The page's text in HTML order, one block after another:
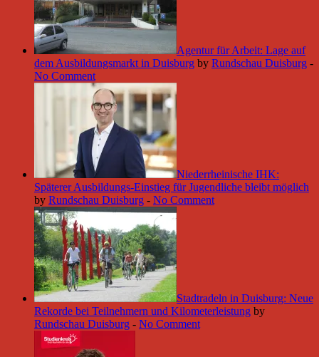
Agentur für Arbeit: Lage auf
dem Ausbildungsmarkt in Duisburg by Rundschau Duisburg -
No Comment
Niederrheinische IHK:
Späterer Ausbildungs-Einstieg für Jugendliche bleibt möglich
by Rundschau Duisburg - No Comment
Stadtradeln in Duisburg: Neue
Rekorde bei Teilnehmern und Kilometerleistung by
Rundschau Duisburg - No Comment